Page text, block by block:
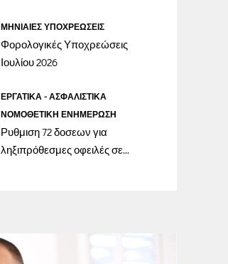
ΜΗΝΙΑΊΕΣ ΥΠΟΧΡΕΏΣΕΙΣ
Φορολογικές Υποχρεώσεις
Ιουλίου 2026
ΕΡΓΑΤΙΚΆ - ΑΣΦΑΛΙΣΤΙΚΆ
ΝΟΜΟΘΕΤΙΚΉ ΕΝΗΜΈΡΩΣΗ
Ρυθμιση 72 δοσεων για
ληξιπρόθεσμες οφειλές σε